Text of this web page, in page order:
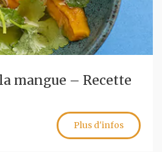
mangue – Recette
Plus d'infos